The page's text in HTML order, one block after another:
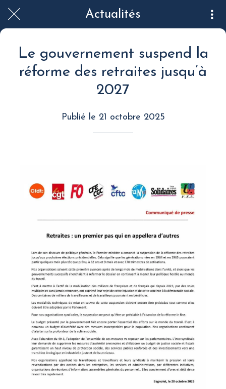
Actualités
Le gouvernement suspend la
réforme des retraites jusqu’à
2027
Publié le 21 octobre 2025